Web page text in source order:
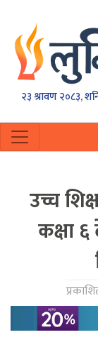
२३ श्रावण २०८३,
उच्च
कक्षा